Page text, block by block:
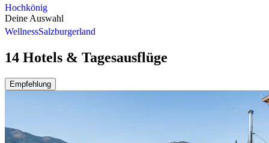
Hochkönig
Deine Auswahl
WellnessSalzburgerland
14 Hotels & Tagesausflüge
Empfehlung